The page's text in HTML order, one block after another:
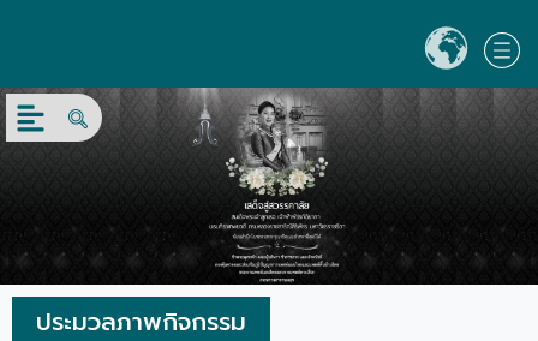
ประมวลภาพกิจกรรม